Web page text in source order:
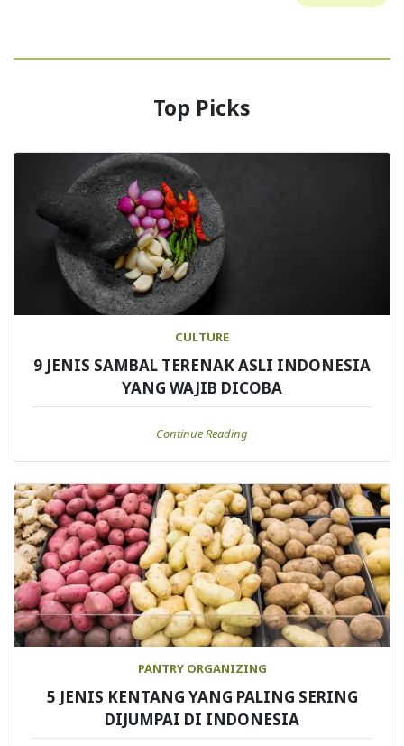
Top Picks
CULTURE
9 JENIS SAMBAL TERENAK ASLI INDONESIA
YANG WAJIB DICOBA
Continue Reading
PANTRY ORGANIZING
5 JENIS KENTANG YANG PALING SERING
DIJUMPAI DI INDONESIA